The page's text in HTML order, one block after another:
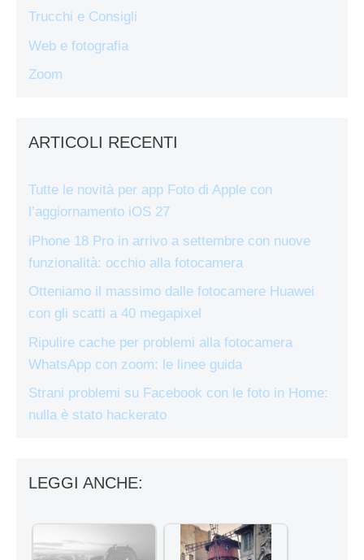
Trucchi e Consigli
Web e fotografia
Zoom
ARTICOLI RECENTI
Tutte le novità per app Foto di Apple con
l’aggiornamento iOS 27
iPhone 18 Pro in arrivo a settembre con nuove
funzionalità: occhio alla fotocamera
Otteniamo il massimo dalle fotocamere Huawei
con gli scatti a 40 megapixel
Ripulire cache per problemi alla fotocamera
WhatsApp con zoom: le linee guida
Strani problemi su Facebook con le foto in Home:
nulla è stato hackerato
LEGGI ANCHE: